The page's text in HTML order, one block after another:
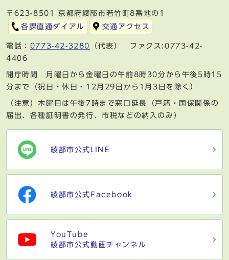
〒623-8501 京都府綾部市若竹町8番地の1
各課直通ダイアル
交通アクセス
電話： 0773-42-3280
（代表） ファクス:0773-42-
4406
開庁時間 月曜日から金曜日の午前8時30分から午後5時15
分まで（祝日・休日・12月29日から1月3日を除く）
（注意）木曜日は午後7時まで窓口延長（戸籍・国保関係の
届出、各種証明書の発行、市税などの納入のみ）
綾部市公式LINE
綾部市公式Facebook
YouTube
綾部市公式動画チャンネル